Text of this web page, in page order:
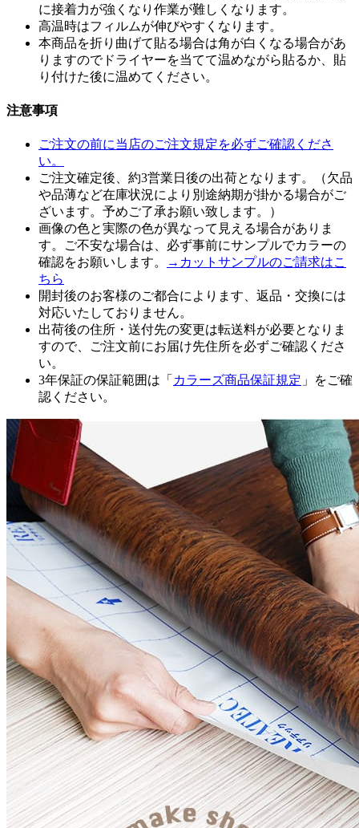
に接着力が強くなり作業が難しくなります。
高温時はフィルムが伸びやすくなります。
本商品を折り曲げて貼る場合は角が白くなる場合があ
りますのでドライヤーを当てて温めながら貼るか、貼
り付けた後に温めてください。
注意事項
ご注文の前に当店のご注文規定を必ずご確認くださ
い。
ご注文確定後、約3営業日後の出荷となります。（欠品
や品薄など在庫状況により別途納期が掛かる場合がご
ざいます。予めご了承お願い致します。）
画像の色と実際の色が異なって見える場合がありま
す。ご不安な場合は、必ず事前にサンプルでカラーの
確認をお願いします。
→カットサンプルのご請求はこ
ちら
開封後のお客様のご都合によります、返品・交換には
対応いたしておりません。
出荷後の住所・送付先の変更は転送料が必要となりま
すので、ご注文前にお届け先住所を必ずご確認くださ
い。
3年保証の保証範囲は「 カラーズ商品保証規定 」をご確
認ください。